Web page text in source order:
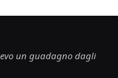
un guadagno dagli